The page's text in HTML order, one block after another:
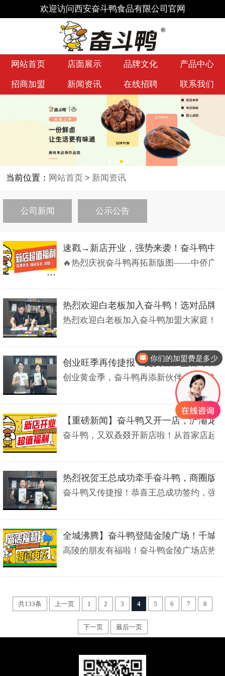
欢迎访问西安奋斗鸭食品有限公司官网
网站首页 店面展示 品牌文化 产品中心
招商加盟 新闻资讯 在线招聘 联系我们
当前位置： 网站首页> 新闻资讯
公司新闻 公示公告
速戳→新店开业，强势来袭！奋斗鸭中
🔥热烈庆祝奋斗鸭再拓新版图——中侨广场
热烈欢迎白老板加入奋斗鸭！选对品牌
热烈欢迎白老板加入奋斗鸭加盟大家庭！
创业旺季再传捷报！史女士加盟奋斗鸭
创业黄金季，奋斗鸭再添新伙伴！恭喜史
【重磅新闻】奋斗鸭又开一店，浐灞龙
奋斗鸭，又双叒叕开新店啦！从首家店起
热烈祝贺王总成功牵手奋斗鸭，商圈版
奋斗鸭又传捷报！恭喜王总成功签约，强
全城沸腾】奋斗鸭登陆金陵广场！千
高陵的朋友有福啦！奋斗鸭金陵广场店热
共133条 上一页 1 2 3 4 5 6 7 8
下一页 最后一页
你们的加盟费是多少